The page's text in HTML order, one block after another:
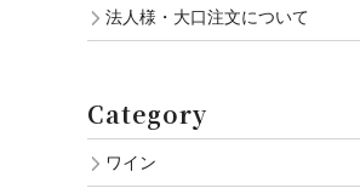
法人様・大口注文について
Category
ワイン